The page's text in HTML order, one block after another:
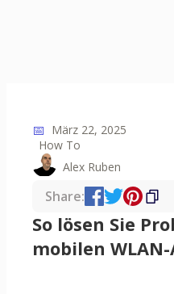
📅 März 22, 2025
How To
Alex Ruben
Share:
So lösen Sie
mobilen